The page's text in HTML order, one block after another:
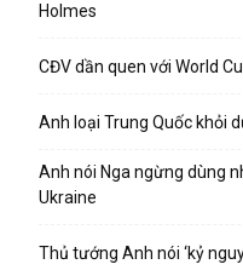
Holmes
CĐV dần quen với World
Anh loại Trung Quốc khỏi
Anh nói Nga ngừng dùng
Ukraine
Thủ tướng Anh nói ‘kỷ